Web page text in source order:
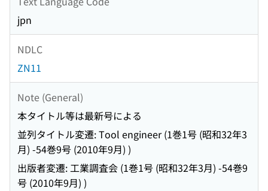
jpn
NDLC
ZN11
Note (General)
本タイトル等は最新号による
並列タイトル変遷: Tool engineer (1巻1号 (昭和32年3
月) -54巻9号 (2010年9月) )
出版者変遷: 工業調査会 (1巻1号 (昭和32年3月) -54巻9
号 (2010年9月) )